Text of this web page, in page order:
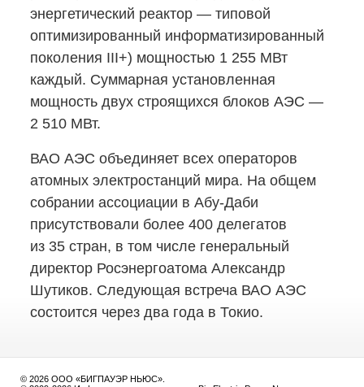
энергетический реактор — типовой
оптимизированный информатизированный
поколения III+) мощностью 1 255 МВт
каждый. Суммарная установленная
мощность двух строящихся блоков АЭС —
2 510 МВт.
ВАО АЭС объединяет всех операторов
атомных электростанций мира. На общем
собрании ассоциации в Абу-Даби
присутствовали более 400 делегатов
из 35 стран, в том числе генеральный
директор Росэнергоатома Александр
Шутиков. Следующая встреча ВАО АЭС
состоится через два года в Токио.
© 2026 ООО «БИГПАУЭР НЬЮС».